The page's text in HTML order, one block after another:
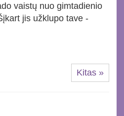
vaistų nuo gimtadienio
jis užklupo tave -
Kitas »